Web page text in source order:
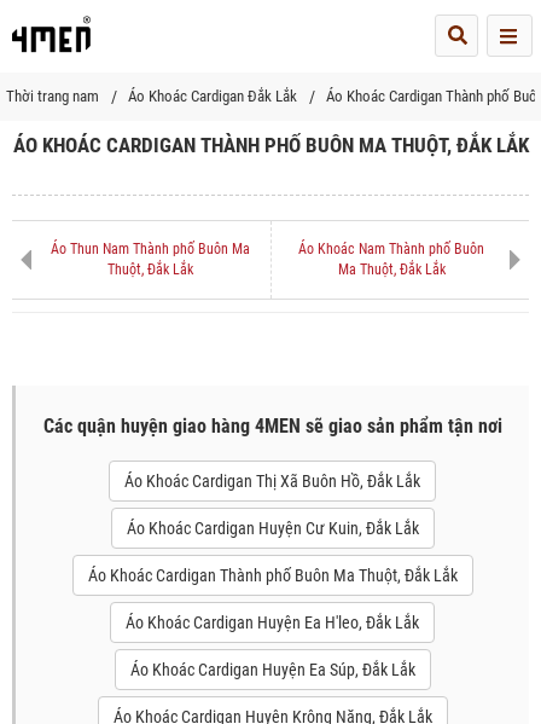
Thời trang nam Áo Khoác Cardigan Đắk Lắk Áo Khoác Cardigan Thành phố
ÁO KHOÁC CARDIGAN THÀNH PHỐ BUÔN MA THUỘT, ĐẮK LẮK
Áo Thun Nam Thành phố Buôn Ma
Thuột, Đắk Lắk
Áo Khoác Nam Thành phố Buôn
Ma Thuột, Đắk Lắk
Các quận huyện giao hàng 4MEN sẽ giao sản phẩm tận nơi
Áo Khoác Cardigan Thị Xã Buôn Hồ, Đắk Lắk
Áo Khoác Cardigan Huyện Cư Kuin, Đắk Lắk
Áo Khoác Cardigan Thành phố Buôn Ma Thuột, Đắk Lắk
Áo Khoác Cardigan Huyện Ea H'leo, Đắk Lắk
Áo Khoác Cardigan Huyện Ea Súp, Đắk Lắk
Áo Khoác Cardigan Huyện Krông Năng, Đắk Lắk